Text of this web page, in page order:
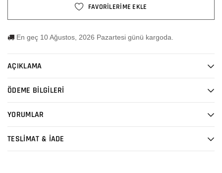
FAVORİLERİME EKLE
En geç 10 Ağustos, 2026 Pazartesi günü kargoda.
AÇIKLAMA
ÖDEME BİLGİLERİ
YORUMLAR
TESLİMAT & İADE